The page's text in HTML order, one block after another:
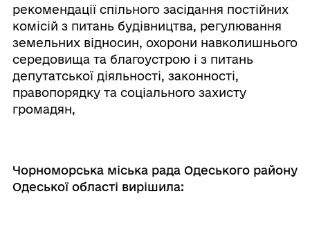
рекомендації спільного засідання постійних
комісій з питань будівництва, регулювання
земельних відносин, охорони навколишнього
середовища та благоустрою і з питань
депутатської діяльності, законності,
правопорядку та соціального захисту
громадян,
Чорноморська міська рада Одеського району
Одеської області вирішила: